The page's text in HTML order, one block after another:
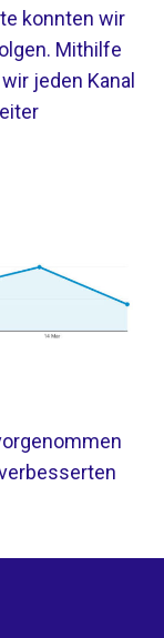
konnten wir
Mithilfe
jeden Kanal